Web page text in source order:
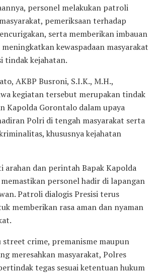
personel melakukan patroli
pemeriksaan terhadap
serta memberikan imbauan
kewaspadaan masyarakat
tindak kejahatan.
AKBP Busroni, S.I.K., M.H.,
kegiatan tersebut merupakan tindak
Kapolda Gorontalo dalam upaya
Polri di tengah masyarakat serta
khususnya kejahatan
arahan dan perintah Bapak Kapolda
personel hadir di lapangan
Patroli dialogis Presisi terus
memberikan rasa aman dan nyaman
street crime, premanisme maupun
meresahkan masyarakat, Polres
tegas sesuai ketentuan hukum